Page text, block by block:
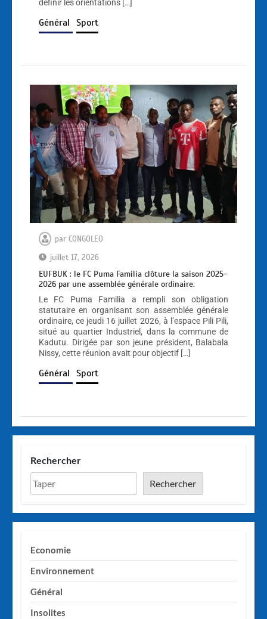
définir les orientations […]
Général Sport
par CONGOLEO
juillet 17, 2026
EUFBUK : le FC Puma Familia clôture la saison 2025-
2026 par une assemblée générale ordinaire.
Le FC Puma Familia a rempli son obligation
statutaire en organisant son assemblée générale
ordinaire, ce jeudi 16 juillet 2026, à l’espace Pili Pili,
situé au quartier Industriel, dans la commune de
Kadutu. Dirigée par son jeune président, Balabala
Nissy, cette réunion avait pour objectif […]
Général Sport
Rechercher
Rechercher
Economie
Environnement
Général
Insolites